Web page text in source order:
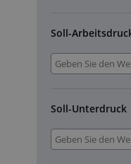
Soll-
Soll-Unterdruck